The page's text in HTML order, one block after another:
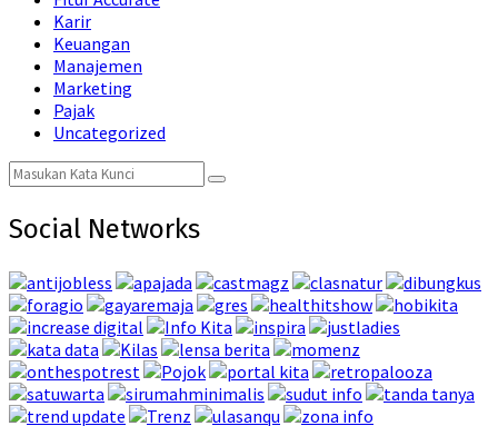
Karir
Keuangan
Manajemen
Marketing
Pajak
Uncategorized
Search
for:
Search
Social Networks